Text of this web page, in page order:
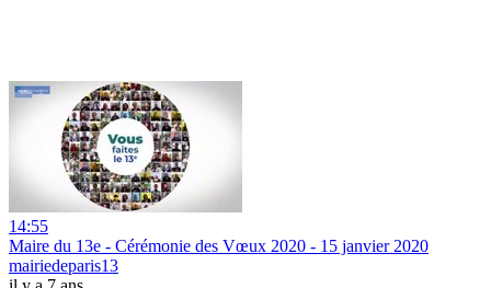
14:55
Maire du 13e - Cérémonie des Vœux 2020 - 15 janvier 2020
mairiedeparis13